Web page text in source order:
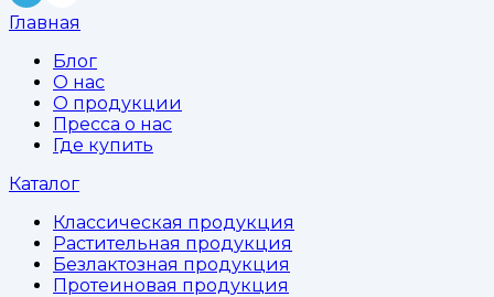
Главная
Блог
О нас
О продукции
Пресса о нас
Где купить
Каталог
Классическая продукция
Растительная продукция
Безлактозная продукция
Протеиновая продукция